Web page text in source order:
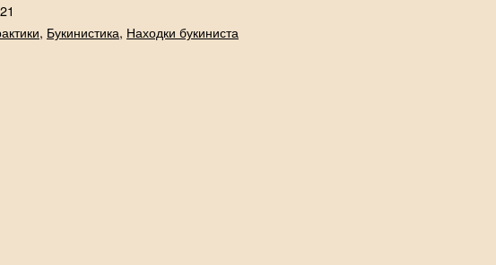
, Букинистика, Находки букиниста